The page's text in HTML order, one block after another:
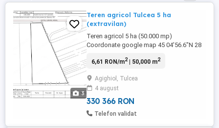
3
Teren agricol Tulcea 5 ha
(extravilan)
Teren agricol 5 ha (50.000 mp)
Coordonate google map 45 04'56.6"N 28
intabulata de 10ha (100.000 metri patrati)
pana la Agighiol, 11 km Tulcea
6,61 RON/m2| 50,000 m2
Agighiol, Tulcea
4 august
330 366 RON
Telefon validat